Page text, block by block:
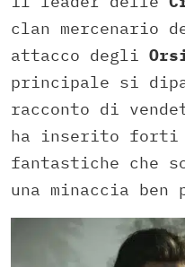
clan mercenario
attacco degli
principale si
racconto di
ha inserito forti
fantastiche che
una minaccia